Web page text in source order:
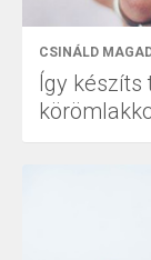
CSINÁLD
Így készíts